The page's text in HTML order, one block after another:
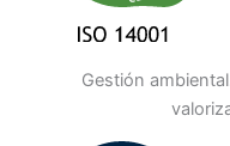
Gestión